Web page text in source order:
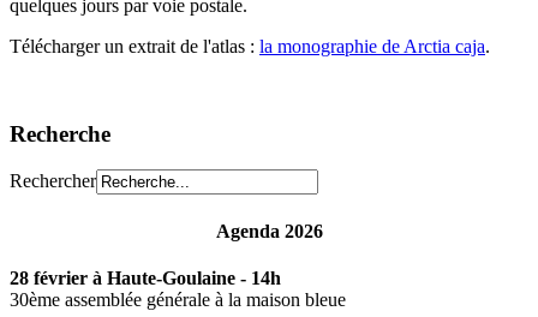
quelques jours par voie postale.
Télécharger un extrait de l'atlas : la monographie de Arctia caja.
Recherche
Rechercher
Agenda 2026
28 février à Haute-Goulaine - 14h
30ème assemblée générale à la maison bleue